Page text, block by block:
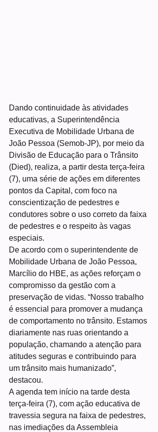
Dando continuidade às atividades
educativas, a Superintendência
Executiva de Mobilidade Urbana de
João Pessoa (Semob-JP), por meio da
Divisão de Educação para o Trânsito
(Died), realiza, a partir desta terça-feira
(7), uma série de ações em diferentes
pontos da Capital, com foco na
conscientização de pedestres e
condutores sobre o uso correto da faixa
de pedestres e o respeito às vagas
especiais.
De acordo com o superintendente de
Mobilidade Urbana de João Pessoa,
Marcílio do HBE, as ações reforçam o
compromisso da gestão com a
preservação de vidas. “Nosso trabalho
é essencial para promover a mudança
de comportamento no trânsito. Estamos
diariamente nas ruas orientando a
população, chamando a atenção para
atitudes seguras e contribuindo para
um trânsito mais humanizado”,
destacou.
A agenda tem início na tarde desta
terça-feira (7), com ação educativa de
travessia segura na faixa de pedestres,
nas imediações da Assembleia